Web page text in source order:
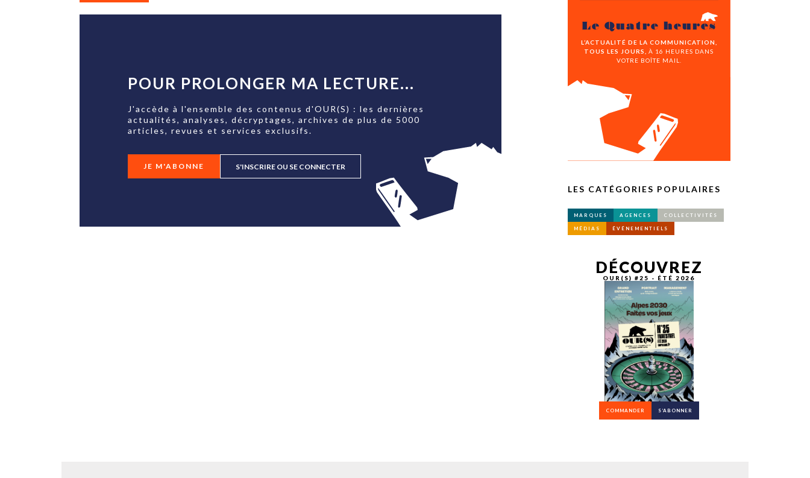
POUR PROLONGER MA LECTURE...
J'accède à l'ensemble des contenus d'OUR(S) : les dernières
actualités, analyses, décryptages, archives de plus de 5000
articles, revues et services exclusifs.
JE M'ABONNE S'INSCRIRE OU SE CONNECTER
Le Quatre heures
L’ACTUALITÉ DE LA COMMUNICATION,
TOUS LES JOURS,
À 16 HEURES DANS
VOTRE BOÎTE MAIL.
LES CATÉGORIES POPULAIRES
MARQUES AGENCES COLLECTIVITÉS
MÉDIAS ÉVÉNEMENTIELS
DÉCOUVREZ
OUR(S) #25 - ÉTÉ 2026
COMMANDER S’ABONNER